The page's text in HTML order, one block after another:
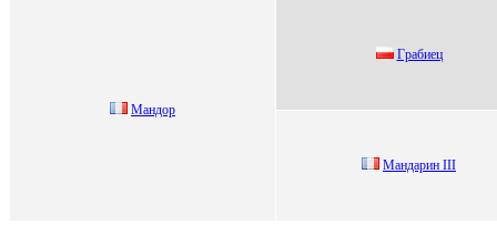
Мaндoр
Гpaбиец
Мaндapин III